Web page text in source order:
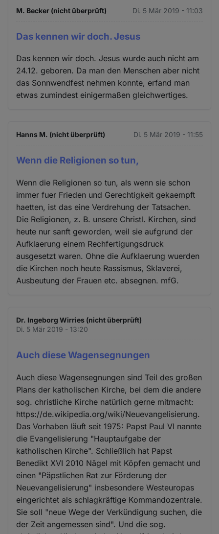
M. Becker (nicht überprüft) Di. 5 Mär 2019 - 11:03
Das kennen wir doch. Jesus
Das kennen wir doch. Jesus wurde auch nicht am
24.12. geboren. Da man den Menschen aber nicht
das Sonnwendfest nehmen konnte, erfand man
etwas zumindest einigermaßen gleichwertiges.
Hanns M. (nicht überprüft) Di. 5 Mär 2019 - 11:55
Wenn die Religionen so tun,
Wenn die Religionen so tun, als wenn sie schon
immer fuer Frieden und Gerechtigkeit gekaempft
haetten, ist das eine Verdrehung der Tatsachen.
Die Religionen, z. B. unsere Christl. Kirchen, sind
heute nur sanft geworden, weil sie aufgrund der
Aufklaerung einem Rechfertigungsdruck
ausgesetzt waren. Ohne die Aufklaerung wuerden
die Kirchen noch heute Rassismus, Sklaverei,
Ausbeutung der Frauen etc. absegnen. mfG.
Dr. Ingeborg Wirries (nicht überprüft)
Di. 5 Mär 2019 - 13:20
Auch diese Wagensegnungen
Auch diese Wagensegnungen sind Teil des großen
Plans der katholischen Kirche, bei dem die andere
sog. christliche Kirche natürlich gerne mitmacht:
https://de.wikipedia.org/wiki/Neuevangelisierung.
Das Vorhaben läuft seit 1975: Papst Paul VI nannte
die Evangelisierung "Hauptaufgabe der
katholischen Kirche". Schließlich hat Papst
Benedikt XVI 2010 Nägel mit Köpfen gemacht und
einen "Päpstlichen Rat zur Förderung der
Neuevangelisierung" insbesondere Westeuropas
eingerichtet als schlagkräftige Kommandozentrale.
Sie soll "neue Wege der Verkündigung suchen, die
der Zeit angemessen sind". Und die sog.